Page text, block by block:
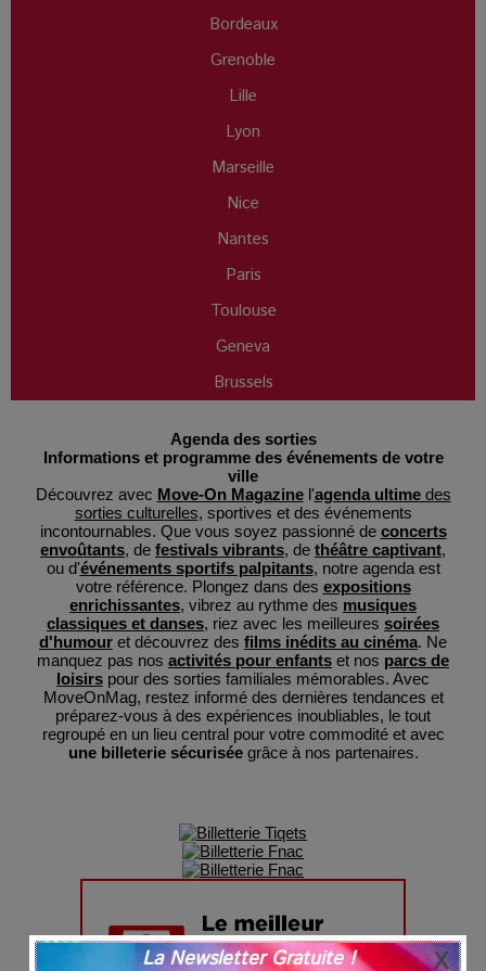
Bordeaux
Grenoble
Lille
Lyon
Marseille
Nice
Nantes
Paris
Toulouse
Geneva
Brussels
Agenda des sorties
Informations et programme des événements de votre
ville
Découvrez avec Move-On Magazinel'agenda ultimedes
sorties culturelles, sportives et des événements
incontournables. Que vous soyez passionné de concerts
envoûtants, de festivals vibrants, de théâtre captivant,
ou d'événements sportifs palpitants, notre agenda est
votre référence. Plongez dans des expositions
enrichissantes, vibrez au rythme des musiques
classiques et danses, riez avec les meilleures soirées
d'humour et découvrez des films inédits au cinéma. Ne
manquez pas nos activités pour enfants et nos parcs de
loisirs pour des sorties familiales mémorables. Avec
MoveOnMag, restez informé des dernières tendances et
préparez-vous à des expériences inoubliables, le tout
regroupé en un lieu central pour votre commodité et avec
une billeterie sécuriséegrâce à nos partenaires.
La Newsletter Gratuite !